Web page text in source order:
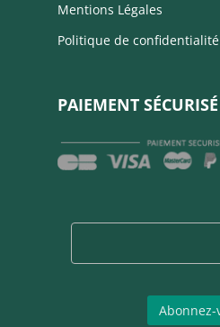
Mentions Légales
Politique de confidentialité
PAIEMENT SÉCURISÉ